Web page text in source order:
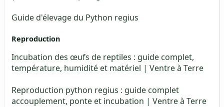
Guide d'élevage du Python regius
Reproduction
Incubation des œufs de reptiles : guide complet,
température, humidité et matériel | Ventre à Terre
Reproduction python regius : guide complet
accouplement, ponte et incubation | Ventre à Terre